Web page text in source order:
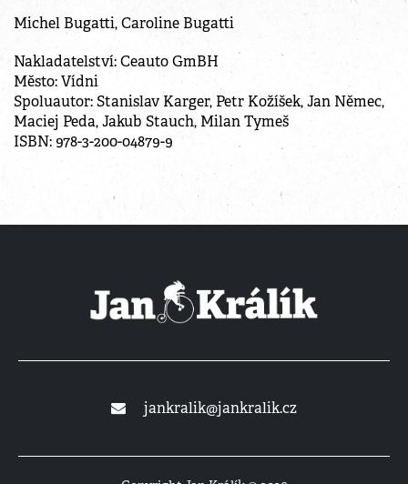
Michel Bugatti, Caroline Bugatti
Nakladatelství: Ceauto GmBH
Město: Vídni
Spoluautor: Stanislav Karger, Petr Kožíšek, Jan Němec,
Maciej Peda, Jakub Stauch, Milan Tymeš
ISBN: 978-3-200-04879-9